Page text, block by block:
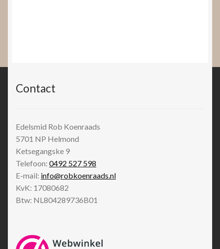
Contact
Edelsmid Rob Koenraads
5701 NP Helmond
Ketsegangske 9
Telefoon: 0492 527 598
E-mail: info@robkoenraads.nl
KvK: 17080682
Btw: NL804289736B01